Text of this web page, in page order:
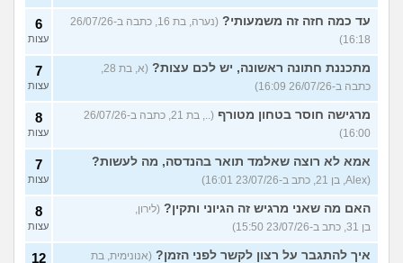
עד כמה חזה זה משמעותי?
(נערה, בת 16, כתבה ב-26/07/26
16:18)
6
עצות
מתכננת חתונה ראשונה, יש לכם עצות?
כתבה ב-26/07/26 16:09)
7
עצות
מרגישה חוסר בטחון מטורף
(.., בת 21, כתבה ב-26/07/26
16:00)
8
עצות
אמא לא רוצה שאלמד תואר בהנדסה, מה לעשות?
(Alex, בן 21, כתב ב-23/07/26 16:01)
7
עצות
האם מה שאני מרגיש זה הגיוני ותקין? (לירון,
בן 31, כתב ב-23/07/26 15:50)
8
עצות
איך להתגבר על רצון לקשר לפני הזמן? (אנונימית, בת
12